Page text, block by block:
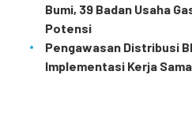
Bumi, 39 Badan Usaha
Potensi
Pengawasan Distribusi
Implementasi Kerja Sama